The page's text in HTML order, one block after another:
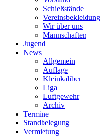
Schießstände
Vereinsbekleidung
Wir über uns
Mannschaften
Jugend
News
Allgemein
Auflage
Kleinkaliber
Liga
Luftgewehr
Archiv
Termine
Standbelegung
Vermietung